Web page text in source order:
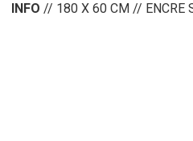
INFO // 180 X 60 CM // ENCRE